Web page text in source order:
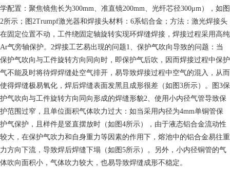
学配置：聚焦镜焦长为300mm、准直镜200mm、光纤芯径300μm），如图
2所示；图2Trumpf激光器和焊接头材料：6系铝合金；方法：激光焊接头
在固定位置不动，工件绕固定轴旋转实现环焊缝焊接，焊接过程采用高纯
Ar气旁轴保护。2焊接工艺易出现的问题1、保护气吹向导致的问题：当
保护气吹向与工件旋转方向同向时，即保护气后吹，因而焊接过程中保护
气不能及时将待焊焊缝处空气排开，易导致焊接过程中空气的混入，从而
使得焊缝极易氧化，焊后焊缝表面发黑且成形很差（如图3所示）。图3保
护气吹向与工件旋转方向同向形成的焊缝形貌2、使用小内径气管导致保
护范围过窄，且单位面积气体吹力过大：如当采用内径为4mm单铜管保
护气保护，且样件是竖直摆放时（如图4所示），由于液态铝合金流动性
较大，在保护气吹力和自身重力等因素的作用下，熔池中的铝合金易往重
力方向下流，导致焊后焊缝下塌（如图5所示）。另外，小内径铜管的气
体吹向面积小，气体吹力较大，也易导致焊缝成形不稳定。